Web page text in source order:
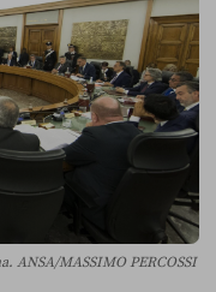
ANSA/MASSIMO PERCOSSI